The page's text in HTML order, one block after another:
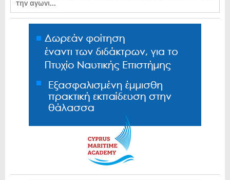
την αγωνι...